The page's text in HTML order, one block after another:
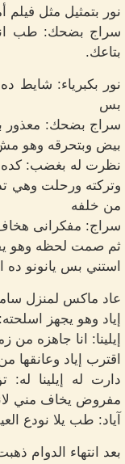
نور بتمثيل مثل فيلم
سراج بضحك: طب
بتاعك.
نور بكبرياء: شايط
بس
سراج بضحك: معذور
بيض وبتحرقه وهو
نظرت له بغضب: كده
وتركته ورحلت وهي
من خلفه
سراج: مفكرانى
ثم صمت لحظه وهو
استني بس يانونو ده
عاد ماكس لمنزل سامر
إياد وهو يجهز
إيلينا: انا جاهزه
اقترب إياد
دارت له إيلينا
مفروض يخاف مني
آياد: طب يلا نودع
بعد انتهاء الدوام